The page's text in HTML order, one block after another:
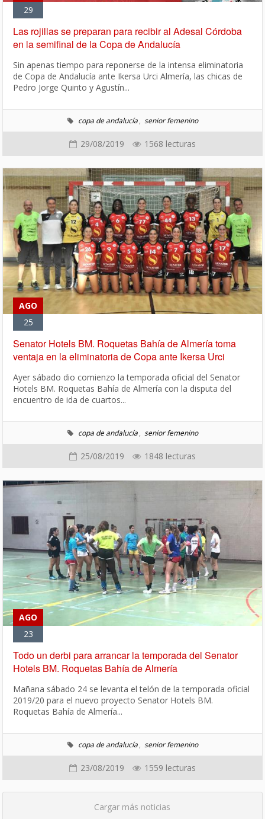
29
Las rojillas se preparan para recibir al Adesal Córdoba
en la semifinal de la Copa de Andalucía
Sin apenas tiempo para reponerse de la intensa eliminatoria
de Copa de Andalucía ante Ikersa Urci Almería, las chicas de
Pedro Jorge Quinto y Agustín...
copa de andalucía, senior femenino
29/08/2019 1568 lecturas
AGO
25
Senator Hotels BM. Roquetas Bahía de Almería toma
ventaja en la eliminatoria de Copa ante Ikersa Urci
Ayer sábado dio comienzo la temporada oficial del Senator
Hotels BM. Roquetas Bahía de Almería con la disputa del
encuentro de ida de cuartos...
copa de andalucía, senior femenino
25/08/2019 1848 lecturas
AGO
23
Todo un derbi para arrancar la temporada del Senator
Hotels BM. Roquetas Bahía de Almería
Mañana sábado 24 se levanta el telón de la temporada oficial
2019/20 para el nuevo proyecto Senator Hotels BM.
Roquetas Bahía de Almería...
copa de andalucía, senior femenino
23/08/2019 1559 lecturas
Cargar más noticias